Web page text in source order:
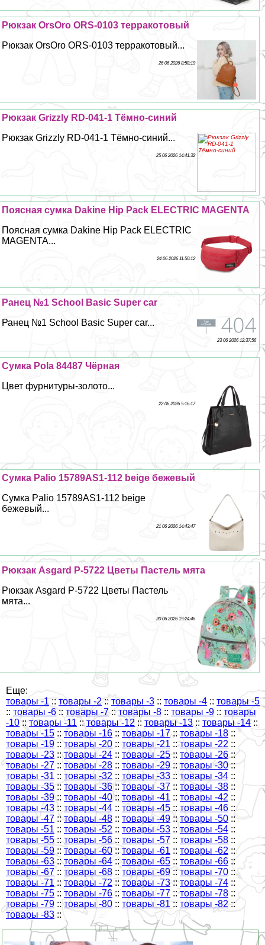
Рюкзак OrsOro ORS-0103 терpaкотовый
Рюкзак OrsOro ORS-0103 терpaкотовый...
26 06 2026 8:58:19
Рюкзак Grizzly RD-041-1 Тёмно-синий
Рюкзак Grizzly RD-041-1 Тёмно-синий...
25 06 2026 14:41:32
Поясная сумка Dakine Hip Pack ELECTRIC MAGENTA
Поясная сумка Dakine Hip Pack ELECTRIC
MAGENTA...
24 06 2026 11:50:12
Ранец №1 School Basic Super car
Ранец №1 School Basic Super car...
23 06 2026 12:37:56
Сумка Pola 84487 Чёрная
Цвет фурнитуры-золото...
22 06 2026 5:16:17
Сумка Palio 15789AS1-112 beige бежевый
Сумка Palio 15789AS1-112 beige
бежевый...
21 06 2026 14:43:47
Рюкзак Asgard Р-5722 Цветы Пастель мята
Рюкзак Asgard Р-5722 Цветы Пастель
мята...
20 06 2026 19:24:46
Еще:
товары -1 :: товары -2 :: товары -3 :: товары -4 :: товары -5
:: товары -6:: товары -7 ::товары -8 :: товары -9 :: товары
-10 :: товары -11 :: товары -12 :: товары -13 :: товары -14::
товары -15 :: товары -16 :: товары -17 :: товары -18 ::
товары -19 :: товары -20 :: товары -21 ::товары -22 ::
товары -23 :: товары -24 :: товары -25 :: товары -26 ::
товары -27 :: товары -28 :: товары -29 ::товары -30 ::
товары -31 :: товары -32 :: товары -33 :: товары -34 ::
товары -35 :: товары -36 :: товары -37 :: товары -38 ::
товары -39:: товары -40 :: товары -41 :: товары -42 ::
товары -43 :: товары -44 :: товары -45 :: товары -46 ::
товары -47 ::товары -48 :: товары -49 :: товары -50 ::
товары -51 :: товары -52 :: товары -53 :: товары -54 ::
товары -55 :: товары -56:: товары -57 :: товары -58 ::
товары -59 :: товары -60 ::товары -61 :: товары -62 ::
товары -63 ::товары -64 ::товары -65 :: товары -66 ::
товары -67 :: товары -68 :: товары -69 :: товары -70 ::
товары -71 :: товары -72 :: товары -73 :: товары -74 ::
товары -75 :: товары -76 :: товары -77 ::товары -78 ::
товары -79 :: товары -80 :: товары -81 :: товары -82 ::
товары -83 ::